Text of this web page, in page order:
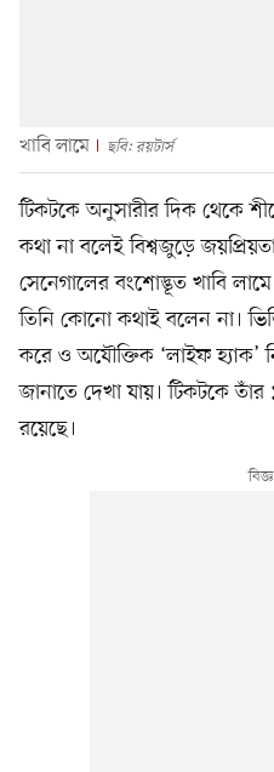
খাবি লামে ছবি: রয়টার্স
টিকটকে অনুসারীর দিক থেকে
কথা না বলেই বিশ্বজুড়ে
সেনেগালের বংশোদ্ভূত খাবি
তিনি কোনো কথাই বলেন না।
করে ও অযৌক্তিক ‘লাইফ হ্যাক’
জানাতে দেখা যায়। টিকটকে
রয়েছে।